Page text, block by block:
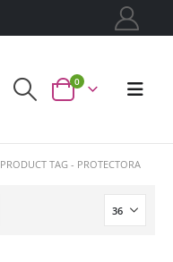
0
PRODUCT TAG - PROTECTORA